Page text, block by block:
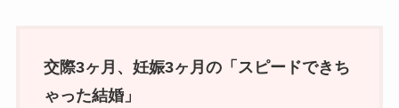
交際3ヶ月、妊娠3ヶ月の「スピードできち
ゃった結婚」